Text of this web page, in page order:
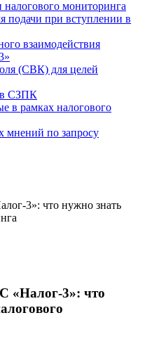
мониторинга
подачи при вступлении в
взаимодействия
(СВК) для целей
СЗПК
в рамках налогового
мнений по запросу
«Налог-3»: что